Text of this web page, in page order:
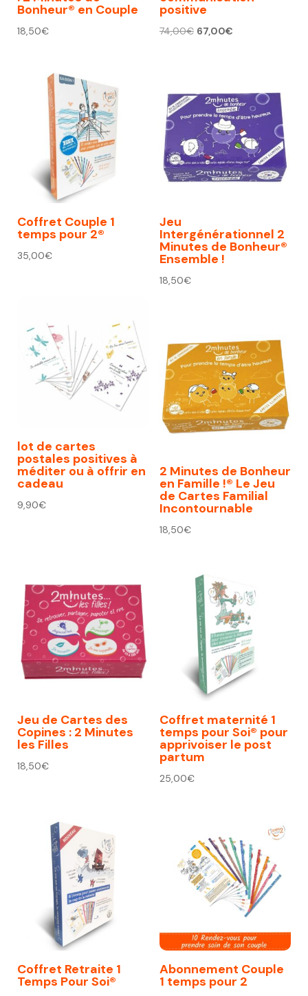
Bonheur® en Couple
18,50€
positive
74,00€ Le
74,00€.
67,00€Le
67,00€.
Coffret Couple 1
temps pour 2®
35,00€
Jeu
Intergénérationnel 2
Minutes de Bonheur®
Ensemble !
18,50€
lot de cartes
postales positives à
méditer ou à offrir en
cadeau
9,90€
2 Minutes de Bonheur
en Famille !® Le Jeu
de Cartes Familial
Incontournable
18,50€
Jeu de Cartes des
Copines : 2 Minutes
les Filles
18,50€
Coffret maternité 1
temps pour Soi® pour
apprivoiser le post
partum
25,00€
Coffret Retraite 1
Temps Pour Soi®
Abonnement Couple
1 temps pour 2